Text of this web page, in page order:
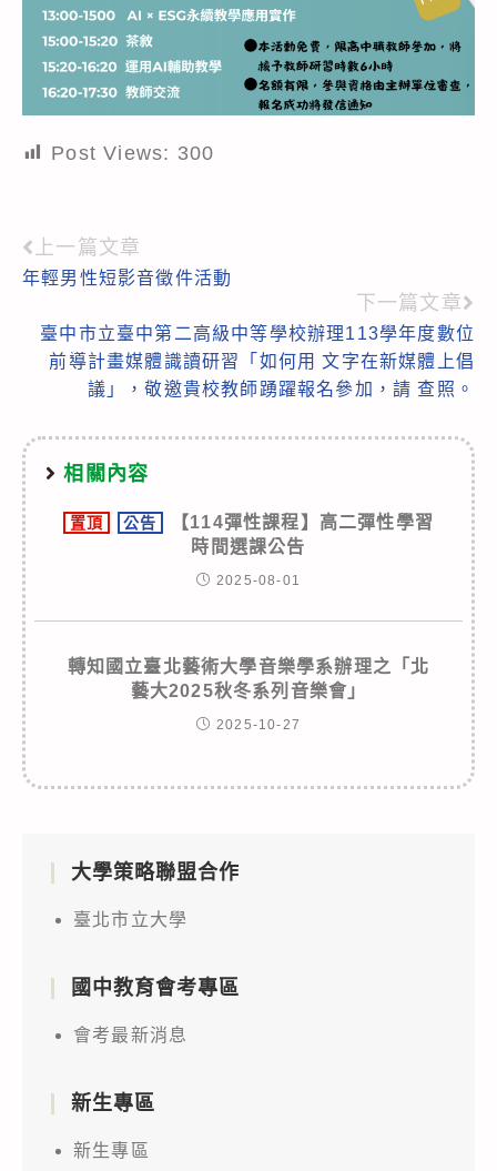
Post Views: 300
Read
more
articles
上一篇文章
年輕男性短影音徵件活動
下一篇文章
臺中市立臺中第二高級中等學校辦理113學年度數位
前導計畫媒體識讀研習「如何用 文字在新媒體上倡
議」，敬邀貴校教師踴躍報名參加，請 查照。
相關內容
置頂 公告
【114彈性課程】高二彈性學習
時間選課公告
2025-08-01
轉知國立臺北藝術大學音樂學系辦理之「北
藝大2025秋冬系列音樂會」
2025-10-27
大學策略聯盟合作
臺北市立大學
國中教育會考專區
會考最新消息
新生專區
新生專區